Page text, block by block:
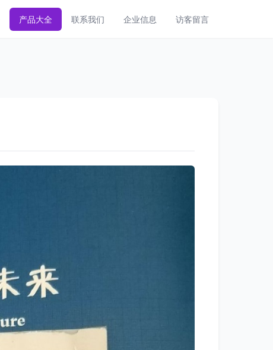
产品大全 联系我们 企业信息 访客留言